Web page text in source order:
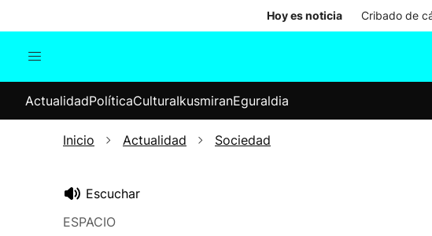
Hoy es noticia Cribado de
Internacional
Elecciones
ActualidadPolíticaCulturaIkusmiranEguraldia
Inicio Actualidad Sociedad
Escuchar
ESPACIO